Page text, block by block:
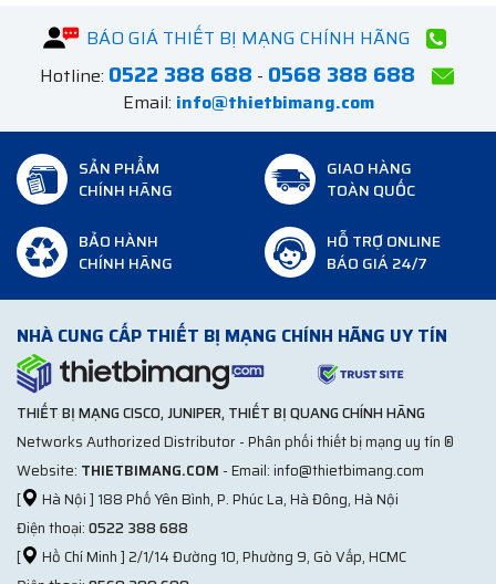
BÁO GIÁ THIẾT BỊ MẠNG CHÍNH HÃNG
Hotline: 0522 388 688 - 0568 388 688
Email: info@thietbimang.com
SẢN PHẨM
CHÍNH HÃNG
GIAO HÀNG
TOÀN QUỐC
BẢO HÀNH
CHÍNH HÃNG
HỖ TRỢ ONLINE
BÁO GIÁ 24/7
NHÀ CUNG CẤP THIẾT BỊ MẠNG CHÍNH HÃNG UY TÍN
THIẾT BỊ MẠNG CISCO, JUNIPER, THIẾT BỊ QUANG CHÍNH HÃNG
Networks Authorized Distributor - Phân phối thiết bị mạng uy tín ®
Website: THIETBIMANG.COM - Email: info@thietbimang.com
[
Hà Nội ] 188 Phố Yên Bình, P. Phúc La, Hà Đông, Hà Nội
Điện thoại:0522 388 688
[
Hồ Chí Minh ] 2/1/14 Đường 10, Phường 9, Gò Vấp, HCMC